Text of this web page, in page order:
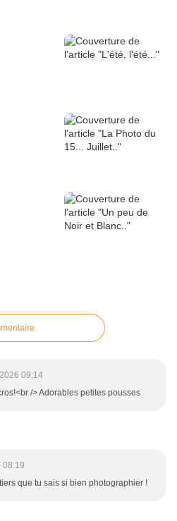
09:14
/> Adorables petites pousses
08:19
que tu sais si bien photographier !